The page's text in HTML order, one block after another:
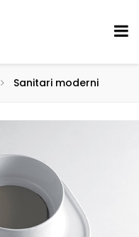
Sanitari moderni